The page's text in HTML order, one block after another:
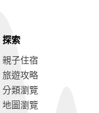
探索
親子住宿
旅遊攻略
分類瀏覽
地圖瀏覽